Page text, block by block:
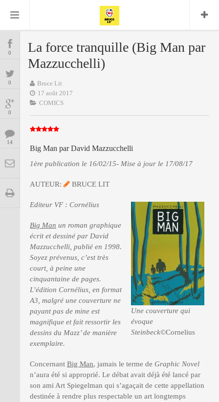
COMICS
MANGAS
BD
ENCYCLOPEGEEK
CINE-SERIES-ANIME
MUSIQUE
PRESSE
0
0
0
14
La force tranquille (Big Man par
Mazzucchelli)
Bruce Lit
17 août 2017
COMICS
Big Man par David Mazzucchelli
1ère publication le 16/02/15- Mise à jour le 17/08/17
AUTEUR: BRUCE LIT
Une couverture qui
évoque
Steinbeck©Cornelius
Editeur VF : Cornélius
Big Man un roman graphique
écrit et dessiné par David
Mazzucchelli, publié en 1998.
Soyez prévenus, c’est très
court, à peine une
cinquantaine de pages.
L’édition Cornélius, en format
A3, malgré une couverture ne
payant pas de mine est
magnifique et fait ressortir les
dessins du Mazz’ de manière
exemplaire.
Concernant Big Man, jamais le terme de Graphic Novel
n’aura été si approprié. Le débat avait déjà été lancé par
son ami Art Spiegelman qui s’agaçait de cette appellation
destinée à rendre plus respectable un art longtemps
Comics
Daredevil Dark Horse
Delcourt
Encyclopegeek Figure
Replay
Glénat Graphic Novel
Independants JB Vu Van
Nguyen
Marvel Mattie boy
Panini Patrick Faivre Presse
Présence Punisher Rock Semic
Tornado Urban Vertigo xmen